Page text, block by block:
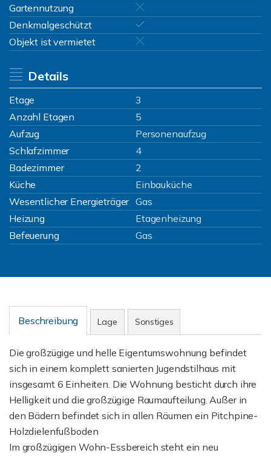
Gartennutzung
Denkmalgeschützt
Objekt ist vermietet
Details
Etage
3
Anzahl Etagen
5
Aufzug
Personenaufzug
Schlafzimmer
4
Badezimmer
2
Küche
Einbauküche
Wesentlicher Energieträger Gas
Heizung
Etagenheizung
Befeuerung
Gas
Beschreibung Lage Sonstiges
Die großzügige und helle Eigentumswohnung befindet
sich in einem komplett sanierten Jugendstilhaus mit
insgesamt 6 Einheiten. Die Wohnung besticht durch ihre
Helligkeit und die großzügige Raumaufteilung. Außer in
den Bädern befindet sich in allen Räumen ein Pitchpine-
Holzdielenfußboden
Im großzügigen Wohn-Essbereich steht ein neu